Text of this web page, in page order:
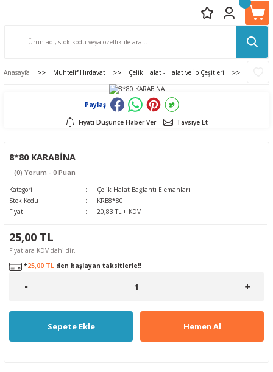
Anasayfa Muhtelif Hırdavat Çelik Halat - Halat ve İp Çeşitleri
Paylaş
Fiyatı Düşünce Haber Ver Tavsiye Et
8*80 KARABİNA
(0) Yorum - 0 Puan
Kategori
Çelik Halat Bağlantı Elemanları
Stok Kodu
KRB8*80
Fiyat
20,83 TL + KDV
25,00 TL
Fiyatlara KDV dahildir.
*25,00 TL den başlayan taksitlerle!!
Sepete Ekle Hemen Al